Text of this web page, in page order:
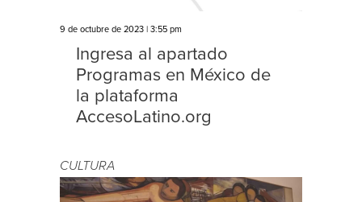
9 de octubre de 2023 | 3:55 pm
Ingresa al apartado
Programas en México de
la plataforma
AccesoLatino.org
CULTURA